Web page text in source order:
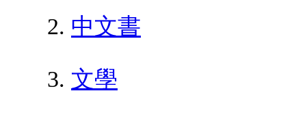
中文書
文學